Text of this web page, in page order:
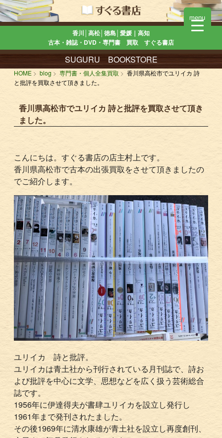
香川│高松│徳島│愛媛｜高知
古本・雑誌・DVD・専門書 買取 すぐる書店
SUGURU BOOKSTORE
HOME blog 専門書・個人全集買取
香川県高松市でユリイカ 詩
と批評を買取させて頂きました。
香川県高松市でユリイカ 詩と批評を買取させて頂き
ました。
こんにちは。すぐる書店の店主村上です。
香川県高松市で古本の出張買取をさせて頂きましたの
でご紹介します。
ユリイカ 詩と批評。
ユリイカは青土社から刊行されている月刊誌で、詩お
よび批評を中心に文学、思想などを広く扱う芸術総合
誌です。
1956年に伊達得夫が書肆ユリイカを設立し発行し
1961年まで発刊されたました。
その後1969年に清水康雄が青土社を設立し再度創刊、
menu